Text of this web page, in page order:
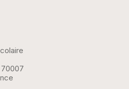
70007